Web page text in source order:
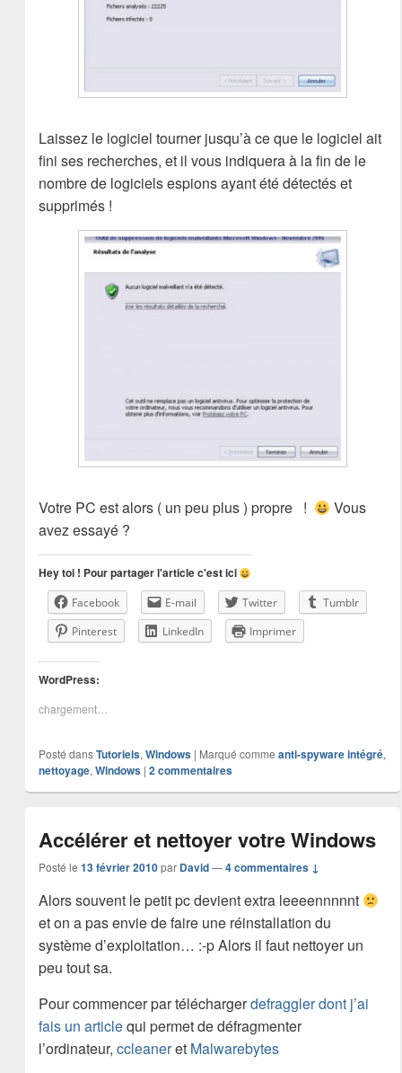
Laissez le logiciel tourner jusqu’à ce que le logiciel ait
fini ses recherches, et il vous indiquera à la fin de le
nombre de logiciels espions ayant été détectés et
supprimés !
Votre PC est alors ( un peu plus ) propre !
Vous
avez essayé ?
Hey toi ! Pour partager l'article c'est ici
Facebook E-mail Twitter
Tumblr
Pinterest
LinkedIn Imprimer
WordPress:
chargement…
Posté dans Tutoriels,Windows | Marqué comme anti-spyware intégré,
nettoyage,Windows | 2commentaires
Accélérer et nettoyer votre Windows
Posté le 13 février 2010 par David —4 commentaires ↓
Alors souvent le petit pc devient extra leeeennnnnt
et on a pas envie de faire une réinstallation du
système d’exploitation… :-p Alors il faut nettoyer un
peu tout sa.
Pour commencer par téléchargerdefraggler dont j’ai
fais un articlequi permet de défragmenter
l’ordinateur, ccleaneret Malwarebytes